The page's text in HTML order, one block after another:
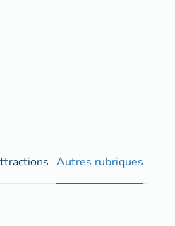
Autres rubriques